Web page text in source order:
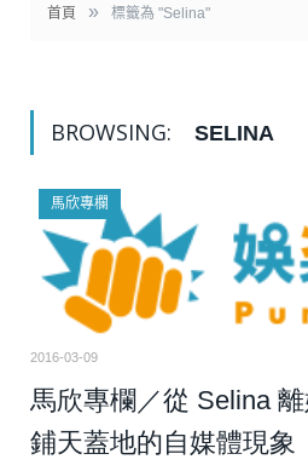
首頁 » 標籤為 "Selina"
BROWSING: SELINA
馬欣專欄
2016-03-09
馬欣專欄／從 Selina
鋪天蓋地的自媒體現象